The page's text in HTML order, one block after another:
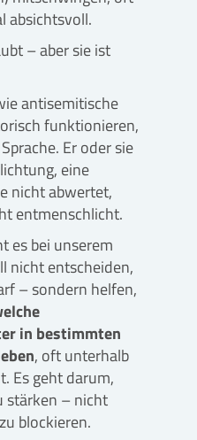
absichtsvoll.
– aber sie ist
antisemitische
funktionieren,
Er oder sie
eine
nicht abwertet,
entmenschlicht.
es bei unserem
nicht entscheiden,
– sondern helfen,
in bestimmten
, oft unterhalb
Es geht darum,
stärken – nicht
blockieren.